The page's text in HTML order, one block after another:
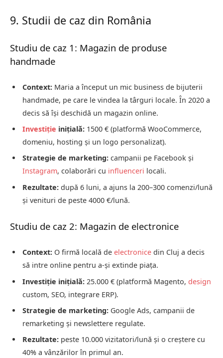
9. Studii de caz din România
Studiu de caz 1: Magazin de produse
handmade
Context: Maria a început un mic business de bijuterii
handmade, pe care le vindea la târguri locale. În 2020 a
decis să își deschidă un magazin online.
Investiție inițială: 1500 € (platformă WooCommerce,
domeniu, hosting și un logo personalizat).
Strategie de marketing: campanii pe Facebook și
Instagram, colaborări cu influenceri locali.
Rezultate: după 6 luni, a ajuns la 200–300 comenzi/lună
și venituri de peste 4000 €/lună.
Studiu de caz 2: Magazin de electronice
Context: O firmă locală de electronice din Cluj a decis
să intre online pentru a-și extinde piața.
Investiție inițială: 25.000 € (platformă Magento, design
custom, SEO, integrare ERP).
Strategie de marketing: Google Ads, campanii de
remarketing și newslettere regulate.
Rezultate: peste 10.000 vizitatori/lună și o creștere cu
40% a vânzărilor în primul an.